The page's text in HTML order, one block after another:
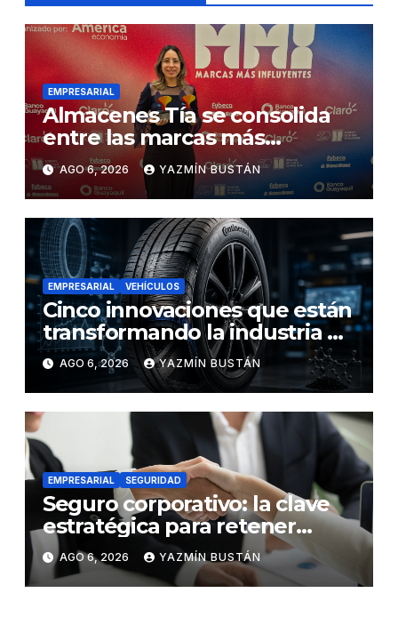
EMPRESARIAL
Almacenes Tía se consolida
entre las marcas más
influyentes del Ecuador
AGO 6, 2026 YAZMÍN BUSTÁN
EMPRESARIAL VEHÍCULOS
Cinco innovaciones que están
transformando la industria de
los neumáticos y redefinen el
futuro de la movilidad
AGO 6, 2026 YAZMÍN BUSTÁN
EMPRESARIAL SEGURIDAD
Seguro corporativo: la clave
estratégica para retener
talento en Ecuador
AGO 6, 2026 YAZMÍN BUSTÁN